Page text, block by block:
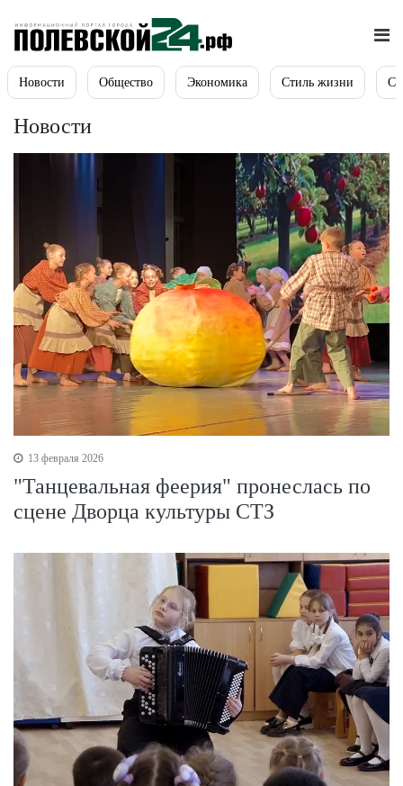
Новости Общество Экономика Стиль жизни
Новости
13 февраля 2026
"Танцевальная феерия" пронеслась по
сцене Дворца культуры СТЗ